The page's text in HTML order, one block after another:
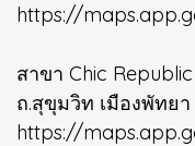
https://
สาขา Chic
ถ.สุขุมวิท เมืองพัทย
https://